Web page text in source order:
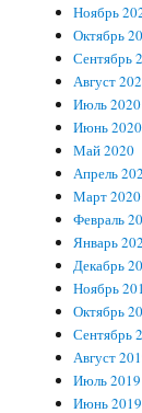
Ноябрь
Октябрь
Сентябрь
Август
Июль 2020
Июнь 2020
Май 2020
Апрель
Март 2020
Февраль
Январь
Декабрь
Ноябрь
Октябрь
Сентябрь
Август
Июль 2019
Июнь 2019